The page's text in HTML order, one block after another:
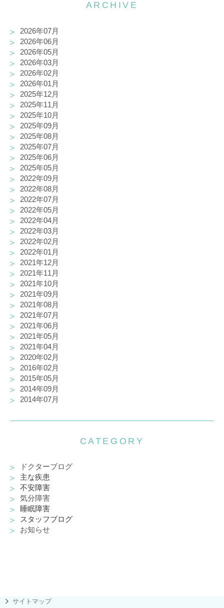
ARCHIVE
2026年07月
2026年06月
2026年05月
2026年03月
2026年02月
2026年01月
2025年12月
2025年11月
2025年10月
2025年09月
2025年08月
2025年07月
2025年06月
2025年05月
2022年09月
2022年08月
2022年07月
2022年05月
2022年04月
2022年03月
2022年02月
2022年01月
2021年12月
2021年11月
2021年10月
2021年09月
2021年08月
2021年07月
2021年06月
2021年05月
2021年04月
2020年02月
2016年02月
2015年05月
2014年09月
2014年07月
CATEGORY
ドクターブログ
主な疾患
不安障害
気分障害
睡眠障害
スタッフブログ
お知らせ
サイトマップ